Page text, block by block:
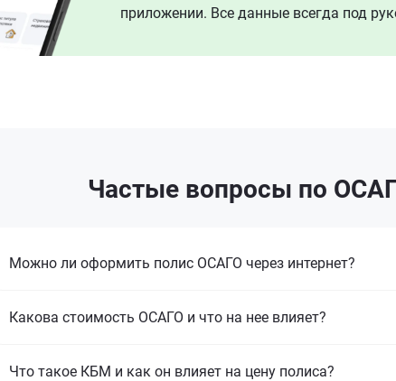
приложении. Все данные всегда под
Частые вопросы по
Можно ли оформить полис ОСАГО через интернет?
Какова стоимость ОСАГО и что на нее влияет?
Что такое КБМ и как он влияет на цену полиса?